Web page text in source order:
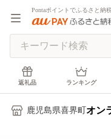
Pontaポイントでふるさと納税
返礼品 ランキング
鹿児島県喜界町 オン